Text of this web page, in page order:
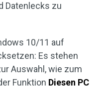
Datenlecks zu
10/11 auf
Es stehen
Auswahl, wie zum
Funktion Diesen PC